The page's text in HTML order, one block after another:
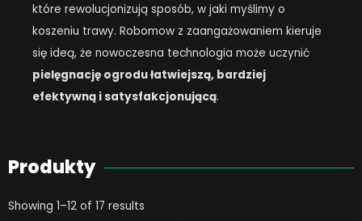
które rewolucjonizują sposób, w jaki myślimy o
koszeniu trawy. Robomow z zaangażowaniem kieruje
się ideą, że nowoczesna technologia może uczynić
pielęgnację ogrodu łatwiejszą, bardziej
efektywną i satysfakcjonującą.
Produkty
Showing 1–12 of 17 results